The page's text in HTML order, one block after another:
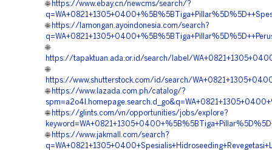
🌐 https://www.ebay.cn/newcms/search/?
🌐 https://lamongan.ayoindonesia.com/search?
🌐
https://tapaktuan.ada.or.id/search/label/
🌐
https://www.shutterstock.com/id/search/
🌐 https://www.lazada.com.ph/catalog/?
🌐 https://glints.com/vn/opportunities/jobs/explore?
🌐 https://www.jakmall.com/search?